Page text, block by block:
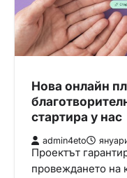
Нова онлайн
стартира у нас
admin4eto
Проектът
провеждането на